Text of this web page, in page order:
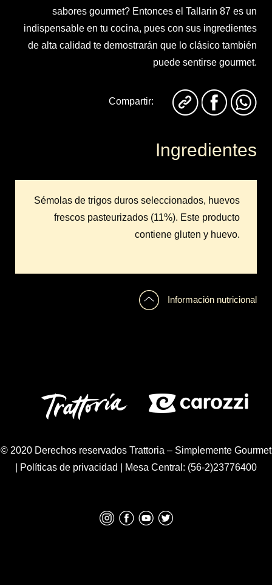
sabores gourmet? Entonces el Tallarin 87 es un
indispensable en tu cocina, pues con sus ingredientes
de alta calidad te demostrarán que lo clásico también
puede sentirse gourmet.
Compartir:
Ingredientes
Sémolas de trigos duros seleccionados, huevos
frescos pasteurizados (11%). Este producto
contiene gluten y huevo.
Información nutricional
© 2020 Derechos reservados Trattoria – Simplemente Gourmet
Políticas de privacidad | Mesa Central: (56-2)23776400